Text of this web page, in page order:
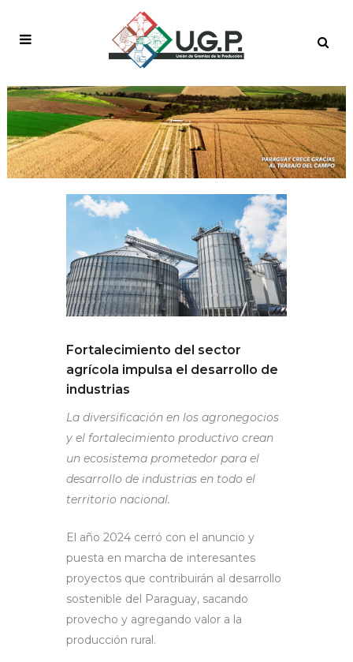
Fortalecimiento del sector
agrícola impulsa el desarrollo de
industrias
La diversificación en los agronegocios
y el fortalecimiento productivo crean
un ecosistema prometedor para el
desarrollo de industrias en todo el
territorio nacional.
El año 2024 cerró con el anuncio y
puesta en marcha de interesantes
proyectos que contribuirán al desarrollo
sostenible del Paraguay, sacando
provecho y agregando valor a la
producción rural.